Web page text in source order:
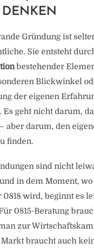
DENKEN
Gründung ist
Sie entsteht
bestehender
Blickwinkel
der eigenen
Es geht nicht darum,
aber darum, den
finden.
sind nicht
in dem Moment, wo
0818 wird, beginnt es
0815-Beratung
zur
braucht auch